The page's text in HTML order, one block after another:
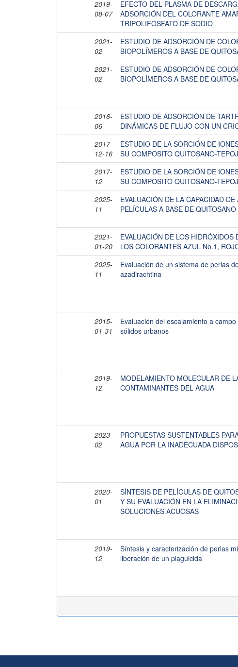
2019-
08-07
EFECTO DEL PLASMA DE
ADSORCIÓN DEL COLORANTE
TRIPOLIFOSFATO DE SODIO
2021-
02
ESTUDIO DE ADSORCIÓN DE
BIOPOLÍMEROS A BASE DE
2021-
02
ESTUDIO DE ADSORCIÓN DE
BIOPOLÍMEROS A BASE DE
2016-
06
ESTUDIO DE ADSORCIÓN DE
DINÁMICAS DE FLUJO CON UN
2017-
12-16
ESTUDIO DE LA SORCIÓN DE
SU COMPOSITO QUITOSANO-
2017-
12
ESTUDIO DE LA SORCIÓN DE
SU COMPOSITO QUITOSANO-
2025-
11
EVALUACIÓN DE LA CAPACIDAD
PELÍCULAS A BASE DE QUITOSANO
2021-
01-20
EVALUACIÓN DE LOS
LOS COLORANTES AZUL No.1,
2025-
11
Evaluación de un sistema de perlas
azadirachtina
2015-
01-31
Evaluación del escalamiento a
sólidos urbanos
2019-
12
MODELAMIENTO MOLECULAR DE
CONTAMINANTES DEL AGUA
2023-
02
PROPUESTAS SUSTENTABLES
AGUA POR LA INADECUADA
2020-
01
SÍNTESIS DE PELÍCULAS DE
Y SU EVALUACIÓN EN LA
SOLUCIONES ACUOSAS
2019-
12
Síntesis y caracterización de perlas
liberación de un plaguicida